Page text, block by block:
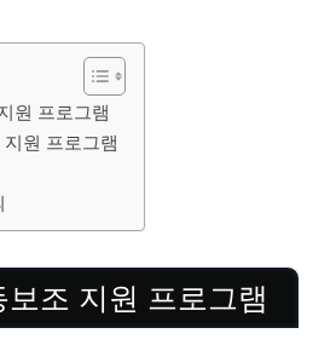
원 프로그램
원 프로그램
보조 지원 프로그램